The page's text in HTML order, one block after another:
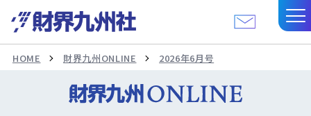
HOME 財界九州ONLINE 2026年6月号